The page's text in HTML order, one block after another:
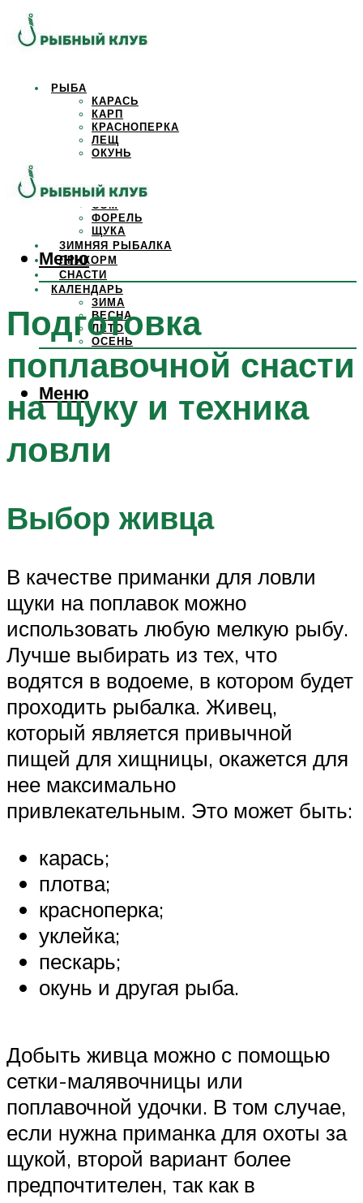
РЫБА
КАРАСЬ
КАРП
КРАСНОПЕРКА
ЛЕЩ
ОКУНЬ
САЗАН
СОМ
ФОРЕЛЬ
ЩУКА
ЗИМНЯЯ РЫБАЛКА
ПРИКОРМ
СНАСТИ
КАЛЕНДАРЬ
ЗИМА
ВЕСНА
ЛЕТО
ОСЕНЬ
Меню
Меню
Подготовка
поплавочной снасти
на щуку и техника
ловли
Выбор живца
В качестве приманки для ловли
щуки на поплавок можно
использовать любую мелкую рыбу.
Лучше выбирать из тех, что
водятся в водоеме, в котором будет
проходить рыбалка. Живец,
который является привычной
пищей для хищницы, окажется для
нее максимально
привлекательным. Это может быть:
карась;
плотва;
красноперка;
уклейка;
пескарь;
окунь и другая рыба.
Добыть живца можно с помощью
сетки-малявочницы или
поплавочной удочки. В том случае,
если нужна приманка для охоты за
щукой, второй вариант более
предпочтителен, так как в